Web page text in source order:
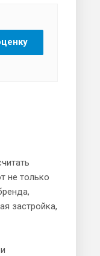
не только
застройка,